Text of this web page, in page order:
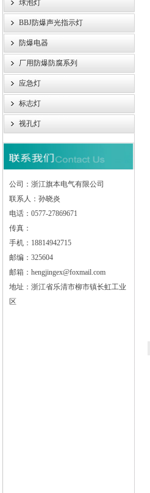
球泡灯
BBJ防爆声光指示灯
防爆电器
厂用防爆防腐系列
应急灯
标志灯
视孔灯
公司：浙江旗本电气有限公司
联系人：孙晓炎
电话：0577-27869671
传真：
手机：18814942715
邮编：325604
邮箱：hengjingex@foxmail.com
地址：浙江省乐清市柳市镇长虹工业
区